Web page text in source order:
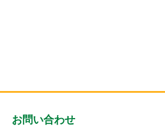
お問い合わせ